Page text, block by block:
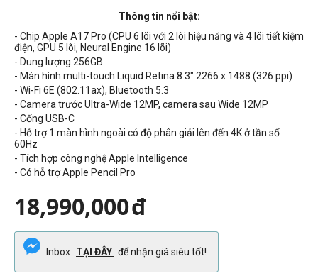
Thông tin nổi bật:
- Chip Apple A17 Pro (CPU 6 lõi với 2 lõi hiệu năng và 4 lõi tiết kiệm
điện, GPU 5 lõi, Neural Engine 16 lõi)
- Dung lượng 256GB
- Màn hình multi-touch Liquid Retina 8.3" 2266 x 1488 (326 ppi)
- Wi-Fi 6E (802.11ax), Bluetooth 5.3
- Camera trước Ultra-Wide 12MP, camera sau Wide 12MP
- Cổng USB-C
- Hỗ trợ 1 màn hình ngoài có độ phân giải lên đến 4K ở tần số
60Hz
- Tích hợp công nghệ Apple Intelligence
- Có hỗ trợ Apple Pencil Pro
18,990,000đ
Inbox TẠI ĐÂY để nhận giá siêu tốt!